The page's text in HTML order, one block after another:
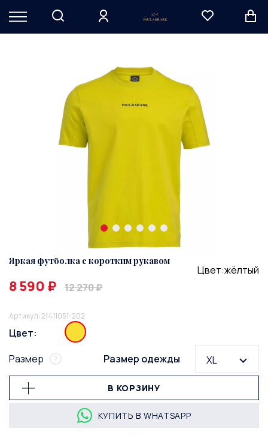
Артикул: 21411051-202
Яркая футболка с коротким рукавом
8 590 ₽ 12 270 ₽
Цвет:жёлтый
Цвет:
Размер одежды
XL
Размер
В КОРЗИНУ
КУПИТЬ В WHATSAPP